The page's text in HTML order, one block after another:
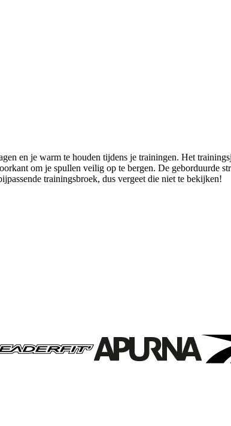
en je warm te houden tijdens je trainingen. Het
om je spullen veilig op te bergen. De geborduurde
trainingsbroek, dus vergeet die niet te bekijken!